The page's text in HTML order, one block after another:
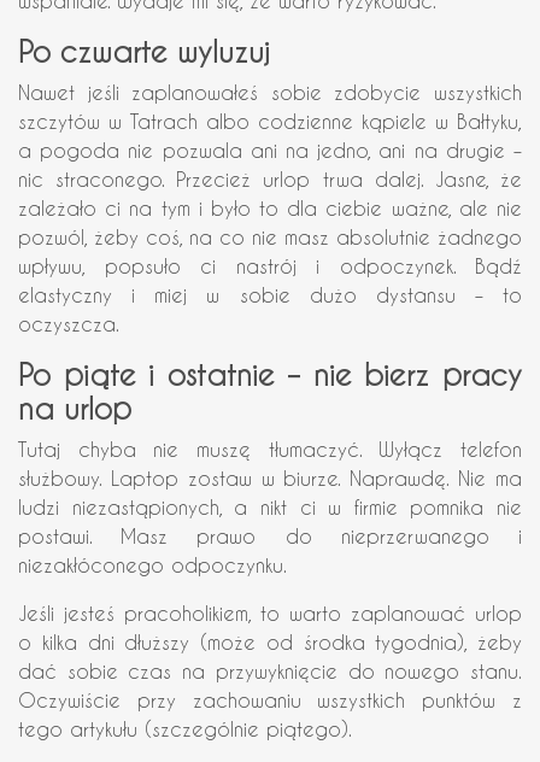
Po czwarte wyluzuj
Nawet jeśli zaplanowałeś sobie zdobycie wszystkich
szczytów w Tatrach albo codzienne kąpiele w Bałtyku,
a pogoda nie pozwala ani na jedno, ani na drugie –
nic straconego. Przecież urlop trwa dalej. Jasne, że
zależało ci na tym i było to dla ciebie ważne, ale nie
pozwól, żeby coś, na co nie masz absolutnie żadnego
wpływu, popsuło ci nastrój i odpoczynek. Bądź
elastyczny i miej w sobie dużo dystansu – to
oczyszcza.
Po piąte i ostatnie – nie bierz pracy
na urlop
Tutaj chyba nie muszę tłumaczyć. Wyłącz telefon
służbowy. Laptop zostaw w biurze. Naprawdę. Nie ma
ludzi niezastąpionych, a nikt ci w firmie pomnika nie
postawi. Masz prawo do nieprzerwanego i
niezakłóconego odpoczynku.
Jeśli jesteś pracoholikiem, to warto zaplanować urlop
o kilka dni dłuższy (może od środka tygodnia), żeby
dać sobie czas na przywyknięcie do nowego stanu.
Oczywiście przy zachowaniu wszystkich punktów z
tego artykułu (szczególnie piątego).